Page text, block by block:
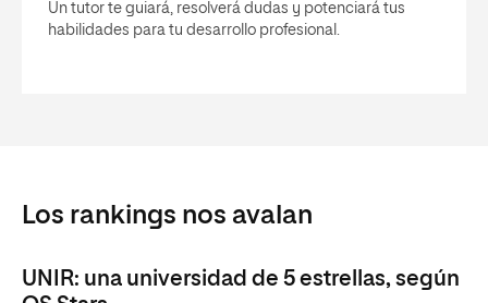
Un tutor te guiará, resolverá dudas y potenciará tus
habilidades para tu desarrollo profesional.
Los rankings nos avalan
UNIR: una universidad de 5 estrellas, según